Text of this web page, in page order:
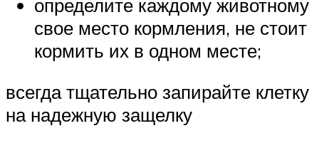
определите каждому животному
свое место кормления, не стоит
кормить их в одном месте;
всегда тщательно запирайте клетку
на надежную защелку